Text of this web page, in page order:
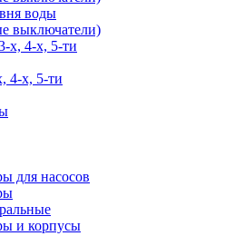
воды
выключатели)
4-х, 5-ти
для насосов
и корпусы